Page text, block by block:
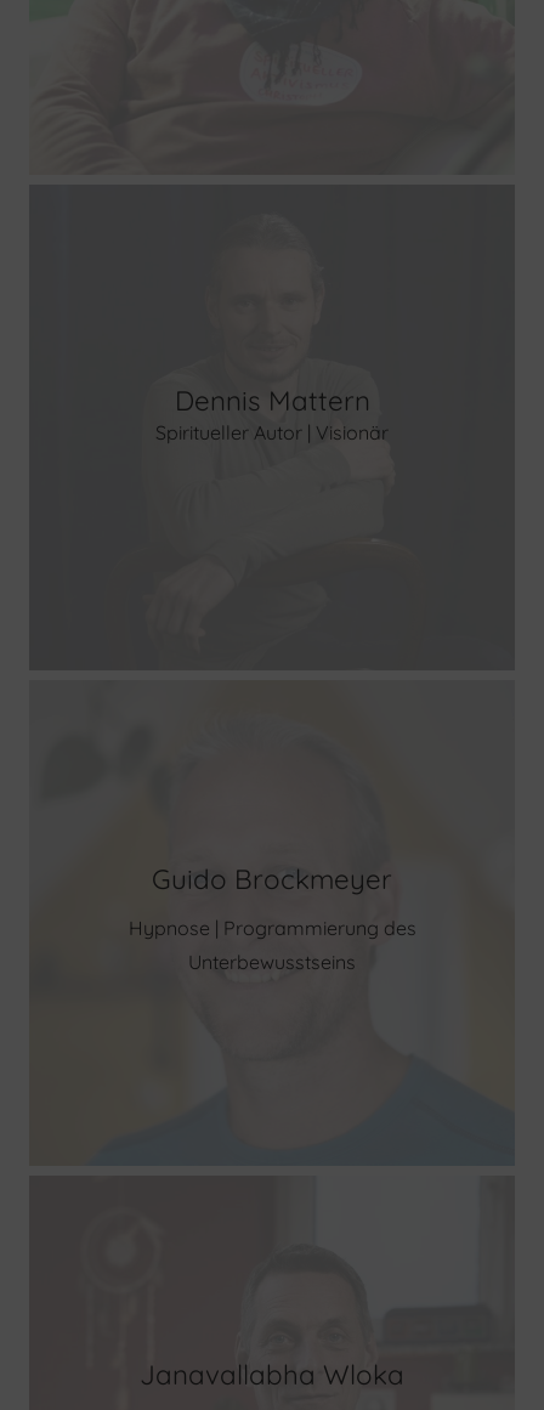
Dennis Mattern
Spiritueller Autor | Visionär
Guido Brockmeyer
Hypnose | Programmierung des
Unterbewusstseins
Janavallabha Wloka